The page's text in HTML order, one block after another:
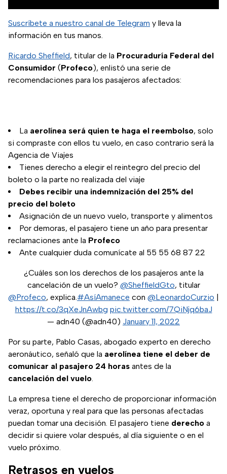
Suscríbete a nuestro canal de Telegram y lleva la
información en tus manos.
Ricardo Sheffield, titular de la Procuraduría Federal del
Consumidor (Profeco), enlistó una serie de
recomendaciones para los pasajeros afectados:
La aerolínea será quien te haga el reembolso, solo
si compraste con ellos tu vuelo, en caso contrario será la
Agencia de Viajes
Tienes derecho a elegir el reintegro del precio del
boleto o la parte no realizada del viaje
Debes recibir una indemnización del 25% del
precio del boleto
Asignación de un nuevo vuelo, transporte y alimentos
Por demoras, el pasajero tiene un año para presentar
reclamaciones ante la Profeco
Ante cualquier duda comunícate al 55 55 68 87 22
¿Cuáles son los derechos de los pasajeros ante la
cancelación de un vuelo? @SheffieldGto, titular
@Profeco, explica.#AsíAmanece con @LeonardoCurzio |
https://t.co/3qXeJnAwbg pic.twitter.com/7QiNjq6baJ
— adn40 (@adn40) January 11, 2022
Por su parte, Pablo Casas, abogado experto en derecho
aeronáutico, señaló que la aerolínea tiene el deber de
comunicar al pasajero 24 horas antes de la
cancelación del vuelo.
La empresa tiene el derecho de proporcionar información
veraz, oportuna y real para que las personas afectadas
puedan tomar una decisión. El pasajero tiene derecho a
decidir si quiere volar después, al día siguiente o en el
vuelo próximo.
Retrasos en vuelos